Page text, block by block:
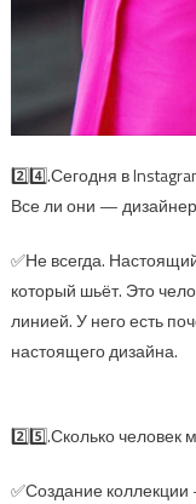
2️⃣4️⃣.Сегодня в
Все ли они —
✅Не всегда.
который шьёт. Это
линией. У него есть
настоящего дизайна.
2️⃣5️⃣.Сколько человек
✅Создание